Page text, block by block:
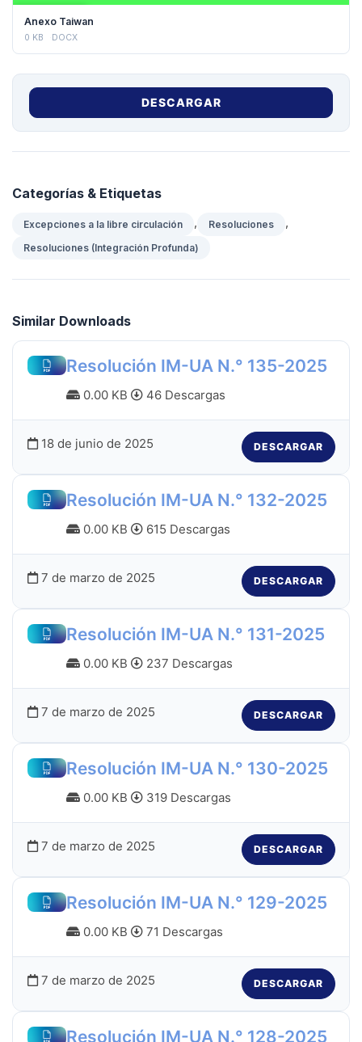
Anexo Taiwan
0 KB DOCX
DESCARGAR
Categorías & Etiquetas
Excepciones a la libre circulación Resoluciones
Resoluciones (Integración Profunda)
Similar Downloads
Resolución IM-UA N.° 135-2025
0.00 KB 46 Descargas
18 de junio de 2025 DESCARGAR
Resolución IM-UA N.° 132-2025
0.00 KB 615 Descargas
7 de marzo de 2025 DESCARGAR
Resolución IM-UA N.° 131-2025
0.00 KB 237 Descargas
7 de marzo de 2025 DESCARGAR
Resolución IM-UA N.° 130-2025
0.00 KB 319 Descargas
7 de marzo de 2025 DESCARGAR
Resolución IM-UA N.° 129-2025
0.00 KB 71 Descargas
7 de marzo de 2025 DESCARGAR
Resolución IM-UA N.° 128-2025